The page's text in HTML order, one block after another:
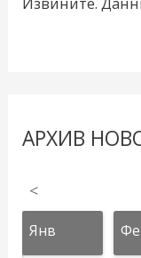
АРХИВ
<
Янв